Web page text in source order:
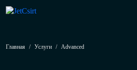
Главная / Услуги / Advanced